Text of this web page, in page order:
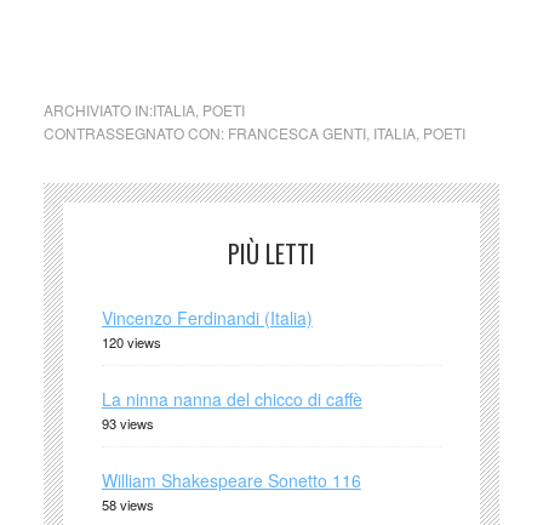
ARCHIVIATO IN:ITALIA, POETI
CONTRASSEGNATO CON: FRANCESCA GENTI, ITALIA, POETI
PIÙ LETTI
Vincenzo Ferdinandi (Italia)
120 views
La ninna nanna del chicco di caffè
93 views
William Shakespeare Sonetto 116
58 views